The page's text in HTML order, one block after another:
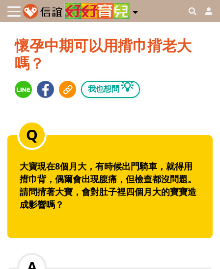
懷孕中期可以用揹巾揹老大
嗎？
我也想問 💡
大寶現在8個月大，有時候出門騎車，就得用
揹巾背，偶爾會出現腹痛，但檢查都沒問題。
請問揹著大寶，會對肚子裡四個月大的寶寶造
成影響嗎？‭ ‬